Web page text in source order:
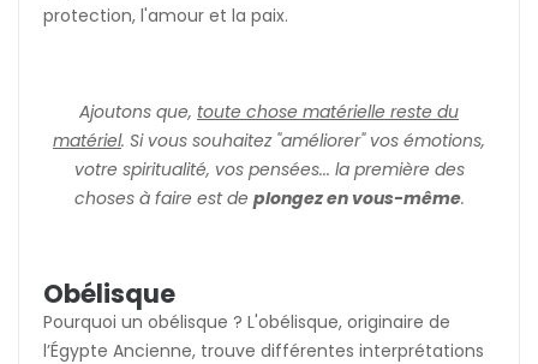
protection, l'amour et la paix.
Ajoutons que, toute chose matérielle reste du
matériel. Si vous souhaitez "améliorer" vos émotions,
votre spiritualité, vos pensées... la première des
choses à faire est de plongez en vous-même.
Obélisque
Pourquoi un obélisque ? L'obélisque, originaire de
l’Égypte Ancienne, trouve différentes interprétations